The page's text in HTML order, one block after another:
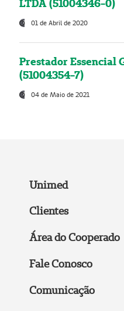
LTDA (51004346-0)
01 de Abril de 2020
Prestador Essencial
(51004354-7)
04 de Maio de 2021
Unimed
Clientes
Área do Cooperado
Fale Conosco
Comunicação